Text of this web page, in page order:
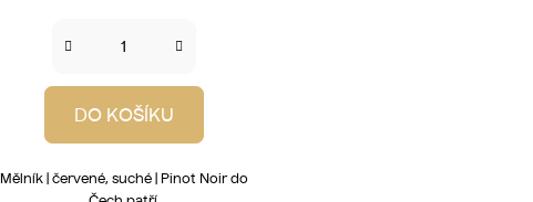
DO KOŠÍKU
Mělník | červené, suché | Pinot Noir do